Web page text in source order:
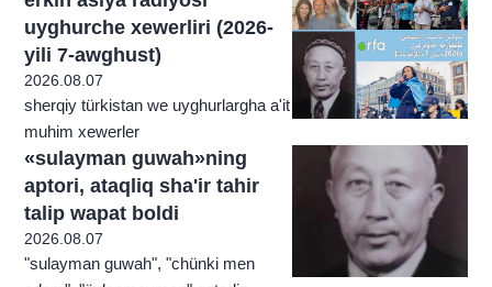
uyghurche xewerliri (2026-
yili 7-awghust)
2026.08.07
sherqiy türkistan we uyghurlargha a'it
muhim xewerler
«sulayman guwah»ning
aptori, ataqliq sha'ir tahir
talip wapat boldi
2026.08.07
"sulayman guwah", "chünki men